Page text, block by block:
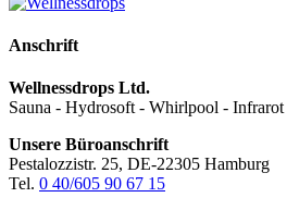
Top
Anschrift
Wellnessdrops Ltd.
Sauna - Hydrosoft - Whirlpool - Infrarot
Unsere Büroanschrift
Pestalozzistr. 25, DE-22305 Hamburg
Tel. 0 40/605 90 67 15